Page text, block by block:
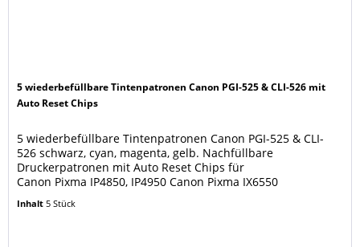
5 wiederbefüllbare Tintenpatronen Canon PGI-525 & CLI-526 mit
Auto Reset Chips
5 wiederbefüllbare Tintenpatronen Canon PGI-525 & CLI-
526 schwarz, cyan, magenta, gelb. Nachfüllbare
Druckerpatronen mit Auto Reset Chips für
Canon Pixma IP4850, IP4950 Canon Pixma IX6550
Canon Pixma MX715, MX885, MX895 Ersetzen die
Inhalt5 Stück